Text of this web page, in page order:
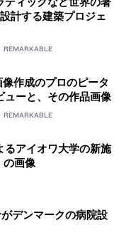
計する建築プロジェ
REMARKABLE
作成のプロのピータ
ューと、その作品画像
REMARKABLE
るアイオワ大学の新施
画像
デンマークの病院設